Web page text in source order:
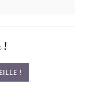
FONCTIONNE BLV ?
!
!